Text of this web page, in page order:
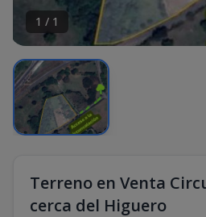
1 / 1
Terreno en Venta
cerca del Higuero